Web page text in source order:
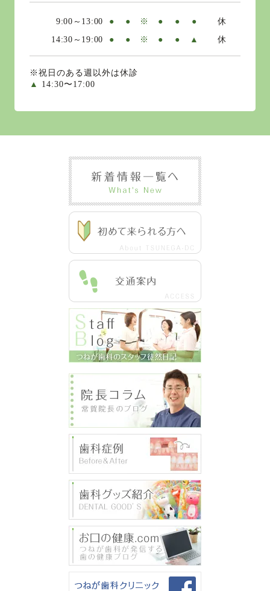
9:00～13:00 ● ● ※ ● ● ●
休
14:30～19:00
● ● ※ ● ● ▲ 休
※祝日のある週以外は休診
▲
14:30〜17:00